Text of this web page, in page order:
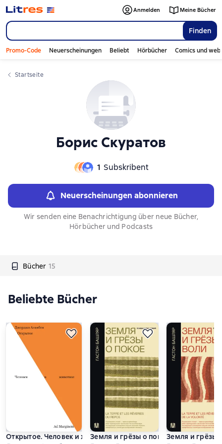
Finden
Anmelden Meine Bücher
Promo-Code Neuerscheinungen Beliebt Hörbücher Comics und
Startseite
Борис Скуратов
1 Subskribent
Neuerscheinungen abonnieren
Wir senden eine Benachrichtigung über neue Bücher,
Hörbücher und Podcasts
Bücher 15
Слайдер с книгами
Beliebte Bücher
Открытое. Человек и животноеЗемля и грёзы о покоеЗемля и грёзы
Слайдер с книгами